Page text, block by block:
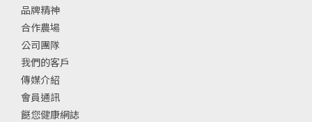
品牌精神
合作農場
公司團隊
我們的客戶
傳媒介紹
會員通訊
餸您健康網誌